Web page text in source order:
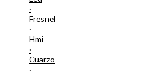
·
Fresnel
·
Hmi
·
Cuarzo
·